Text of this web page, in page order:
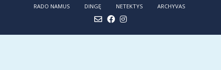
RADO NAMUS
DINGĘ NETEKTYS ARCHYVAS